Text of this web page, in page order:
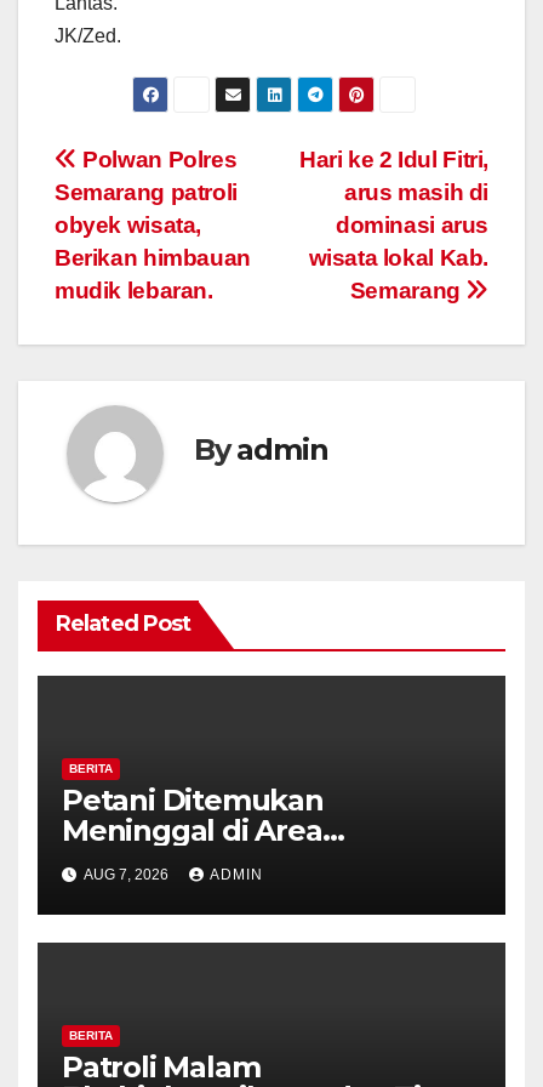
JK/Zed.
Post
navigation
Hari ke 2 Idul Fitri,
arus masih di
dominasi arus
wisata lokal Kab.
Semarang
Polwan Polres
Semarang patroli
obyek wisata,
Berikan himbauan
mudik lebaran.
Byadmin
Related Post
BERITA
Petani Ditemukan
Meninggal di Area
Persawahan Kalibeji, Polisi
Pastikan Tidak Ada Tanda
Kekerasan
AUG 7, 2026 ADMIN
BERITA
Patroli Malam